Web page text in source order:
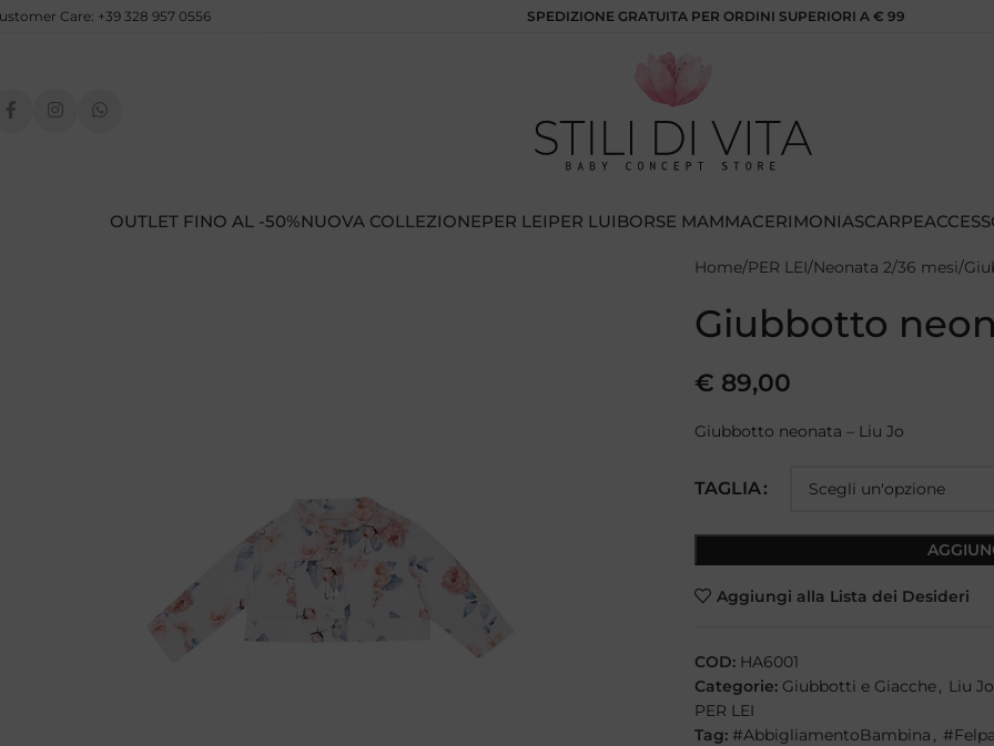
Care: +39 328 957 0556 SPEDIZIONE GRATUITA PER ORDINI SUPERIORI A € 99
OUTLET FINO AL -50%NUOVA COLLEZIONEPER LEIPER LUIBORSE MAMMACERIMONIASCARPE
Home PER LEI Neonata 2/36 mesi
Giubbotto
€ 89,00
Giubbotto neonata – Liu Jo
TAGLIA
Aggiungi alla Lista dei Desideri
COD: HA6001
Categorie: Giubbotti e Giacche, Liu Jo
PER LEI
Tag: #AbbigliamentoBambina ,